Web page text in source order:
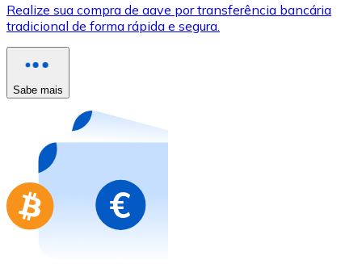
Use cartões Visa e Mastercard para comprar
Comprar com cartão
Compre cartões-presente das suas marcas favoritas
Ir para a loja de cartões-presente
Realize sua compra de aave por transferência bancária
tradicional de forma rápida e segura.
Sabe mais